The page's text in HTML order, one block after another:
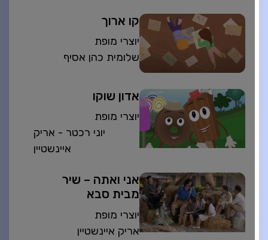
קו ארוך
יוצרי מופת
שלומית כהן אסיף
אדון שוקו
יוצרי מופת
יוני רכטר - אריק
איינשטיין
אני ואתה – שיר
מבית סבא
יוצרי מופת
אריק איינשטיין